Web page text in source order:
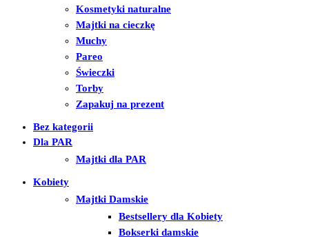
Kosmetyki naturalne
Majtki na cieczkę
Muchy
Pareo
Świeczki
Torby
Zapakuj na prezent
Bez kategorii
Dla PAR
Majtki dla PAR
Kobiety
Majtki Damskie
Bestsellery dla Kobiety
Bokserki damskie